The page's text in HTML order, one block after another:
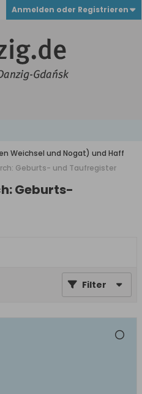
Anmelden oder Registrieren
Weichsel und Nogat) und Haff
Geburts- und Taufregister
Geburts-
Filter